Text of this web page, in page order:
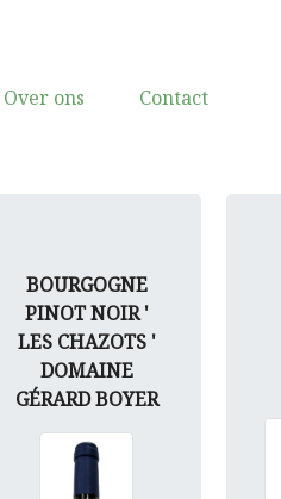
Over ons Contact
BOURGOGNE
PINOT NOIR '
LES CHAZOTS '
DOMAINE
GÉRARD BOYER